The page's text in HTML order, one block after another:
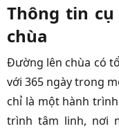
Thông tin
chùa
Đường lên chùa có
với 365 ngày trong
chỉ là một hành
trình tâm linh, nơi